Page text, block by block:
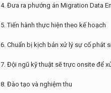
4. Đưa ra phướng án Migration Data
5. Tiến hành thực hiện theo kế hoạch
6. Chuẩn bị kịch bản xử lý sự cố phát
7. Đội ngũ kỹ thuật sẽ trực onsite để
8. Đào tạo và nghiệm thu